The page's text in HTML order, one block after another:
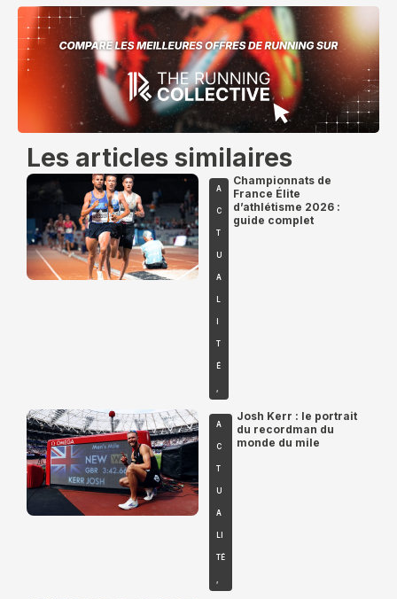
Les articles similaires
A
C
T
U
A
T
É
Championnats de
France Élite
d’athlétisme 2026 :
guide complet
A
C
T
U
A
TÉ
Josh Kerr : le portrait
du recordman du
monde du mile